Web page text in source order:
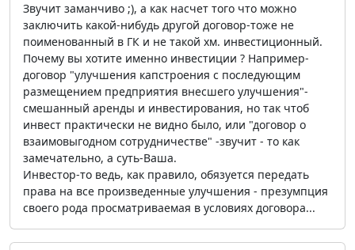
Звучит заманчиво ;), а как насчет того что можно
заключить какой-нибудь другой договор-тоже не
поименованный в ГК и не такой хм. инвестиционный.
Почему вы хотите именно инвестиции ? Например-
договор "улучшения капстроения с последующим
размещением предприятия внесшего улучшения"-
смешанный аренды и инвестирования, но так чтоб
инвест практически не видно было, или "договор о
взаимовыгодном сотрудничестве" -звучит - то как
замечательно, а суть-Ваша.
Инвестор-то ведь, как правило, обязуется передать
права на все произведенные улучшения - презумпция
своего рода просматриваемая в условиях договора...